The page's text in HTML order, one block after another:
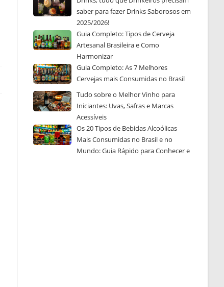
saber para fazer Drinks Saborosos em
2025/2026!
Guia Completo: Tipos de Cerveja
Artesanal Brasileira e Como
Harmonizar
Guia Completo: As 7 Melhores
Cervejas mais Consumidas no Brasil
Tudo sobre o Melhor Vinho para
Iniciantes: Uvas, Safras e Marcas
Acessíveis
Os 20 Tipos de Bebidas Alcoólicas
Mais Consumidas no Brasil e no
Mundo: Guia Rápido para Conhecer e